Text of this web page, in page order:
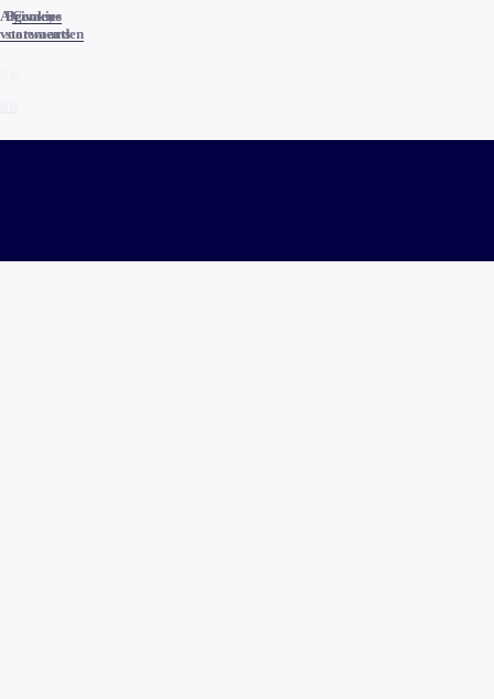
Algemene
voorwaarden
Privacy
statements
Cookies